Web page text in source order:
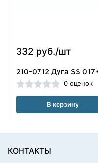
332 руб./шт
210-0712 Дуга SS
0 оценок
В корзину
КОНТАКТЫ